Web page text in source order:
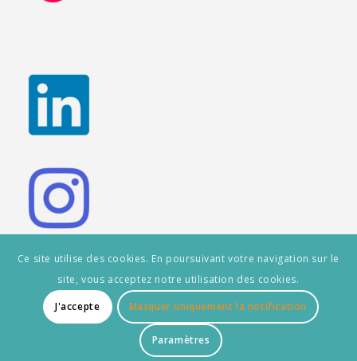
© Copyright - Les Rétais.fr
À PROPOS CONTACT
POLITIQUE DE CONFIDENTIALITÉ
Ce site utilise des cookies. En poursuivant votre navigation sur le
site, vous acceptez notre utilisation des cookies.
J'accepte Masquer uniquement la notification
Paramètres